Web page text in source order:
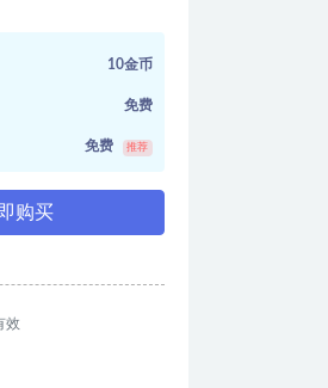
10金币
免费
免费 推荐
购买
效